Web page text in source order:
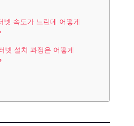
넷 속도가 느린데 어떻게
넷 설치 과정은 어떻게